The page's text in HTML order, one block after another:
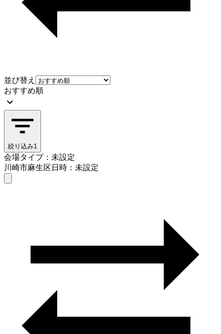
並び替え
おすすめ順
絞り込み1
会場タイプ：未設定
川崎市麻生区日時：未設定